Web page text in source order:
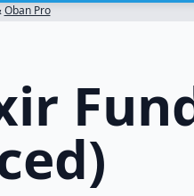
Oban Pro